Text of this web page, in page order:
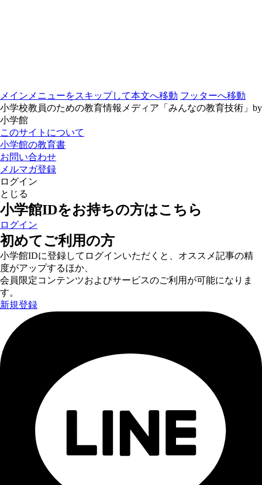
メインメニューをスキップして本文へ移動 フッターへ移動
小学校教員のための教育情報メディア「みんなの教育技術」by
小学館
このサイトについて
小学館の教育書
お問い合わせ
メルマガ登録
ログイン
とじる
小学館IDをお持ちの方はこちら
ログイン
初めてご利用の方
小学館IDに登録してログインいただくと、オススメ記事の精
度がアップするほか、
会員限定コンテンツおよびサービスのご利用が可能になりま
す。
新規登録